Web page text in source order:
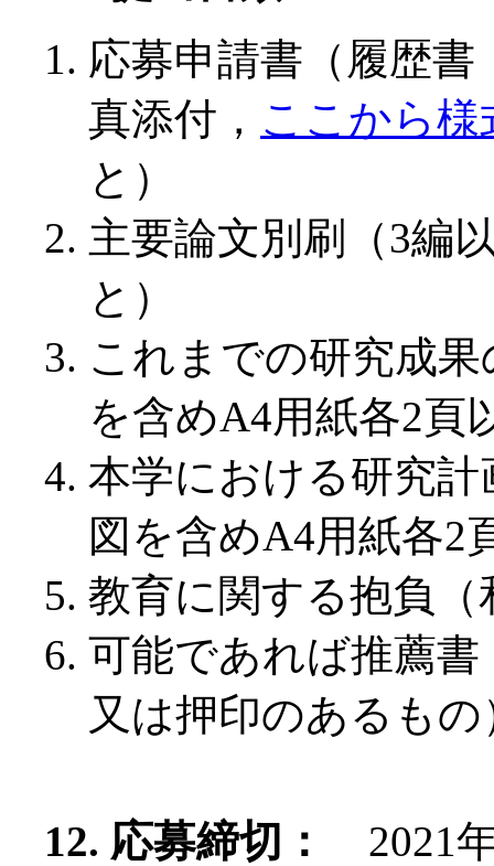
応募申請書（履歴
真添付， ここから様
と）
主要論文別刷（3編
と）
これまでの研究成
を含めA4用紙各2頁
本学における研究
図を含めA4用紙各2
教育に関する抱負
可能であれば推薦
又は押印のあるもの
12. 応募締切： 2021